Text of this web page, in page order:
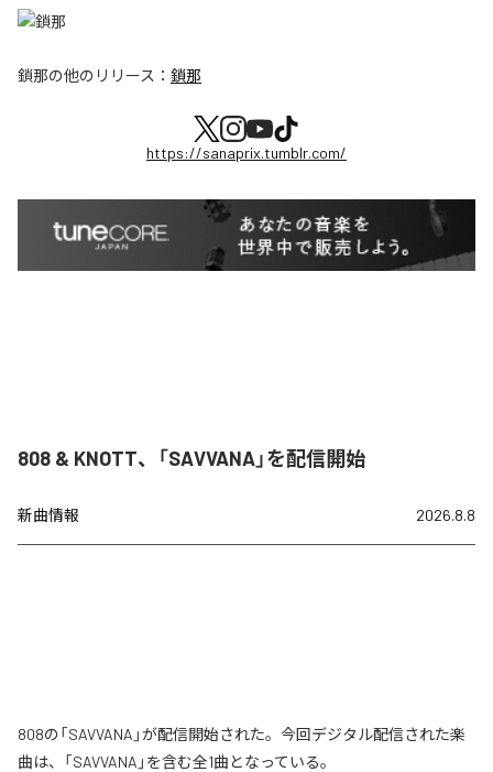
鎖那の他のリリース： 鎖那
https://sanaprix.tumblr.com/
808 & KNOTT、「SAVVANA」を配信開始
新曲情報 2026.8.8
808の「SAVVANA」が配信開始された。今回デジタル配信された楽
曲は、「SAVVANA」を含む全1曲となっている。